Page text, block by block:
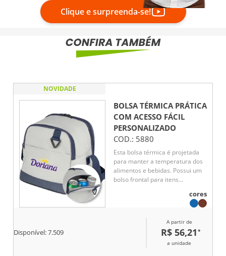
Clique e surpreenda-se!
NOVIDADE
BOLSA TÉRMICA PRÁTICA
COM ACESSO FÁCIL
PERSONALIZADO
COD.: 5880
Esta bolsa térmica é projetada
para manter a temperatura dos
alimentos e bebidas. Possui um
bolso frontal para itens
chaves, oferecendo praticidade.
acesso ao que você precisa. A
alça ajustável garante conforto
no transporte, enquanto a parte
cores
Disponível:7.509
A partir de
R$ 56,21 *
a unidade